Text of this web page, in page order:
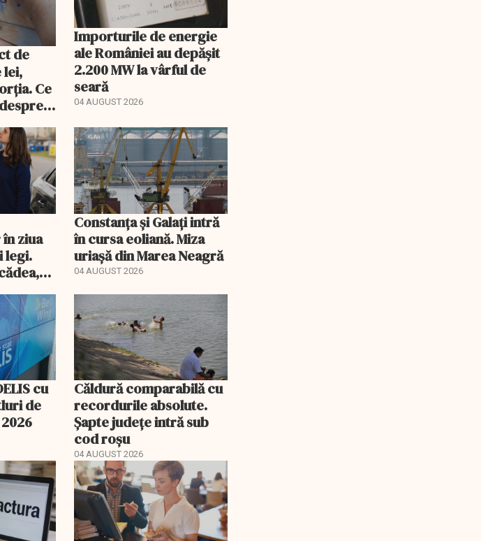
lei,
Ce
Importurile de energie
ale României au depășit
2.200 MW la vârful de
seară
04 AUGUST 2026
ziua
legi.
Constanța și Galați intră
în cursa eoliană. Miza
uriașă din Marea Neagră
04 AUGUST 2026
cu
de
Căldură comparabilă cu
recordurile absolute.
Șapte județe intră sub
cod roșu
04 AUGUST 2026